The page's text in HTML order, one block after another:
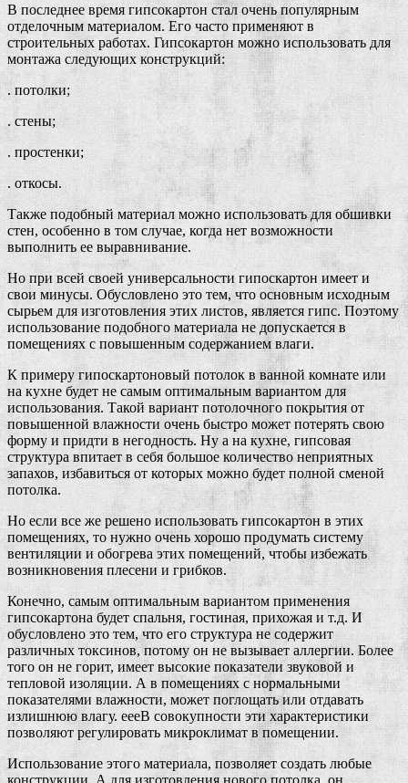
В последнее время гипсокартон стал очень популярным
отделочным материалом. Его часто применяют в
строительных работах. Гипсокартон можно использовать для
монтажа следующих конструкций:
. потолки;
. стены;
. простенки;
. откосы.
Также подобный материал можно использовать для обшивки
стен, особенно в том случае, когда нет возможности
выполнить ее выравнивание.
Но при всей своей универсальности гипоскартон имеет и
свои минусы. Обусловлено это тем, что основным исходным
сырьем для изготовления этих листов, является гипс. Поэтому
использование подобного материала не допускается в
помещениях с повышенным содержанием влаги.
К примеру гипоскартоновый потолок в ванной комнате или
на кухне будет не самым оптимальным вариантом для
использования. Такой вариант потолочного покрытия от
повышенной влажности очень быстро может потерять свою
форму и придти в негодность. Ну а на кухне, гипсовая
структура впитает в себя большое количество неприятных
запахов, избавиться от которых можно будет полной сменой
потолка.
Но если все же решено использовать гипсокартон в этих
помещениях, то нужно очень хорошо продумать систему
вентиляции и обогрева этих помещений, чтобы избежать
возникновения плесени и грибков.
Конечно, самым оптимальным вариантом применения
гипсокартона будет спальня, гостиная, прихожая и т.д. И
обусловлено это тем, что его структура не содержит
различных токсинов, потому он не вызывает аллергии. Более
того он не горит, имеет высокие показатели звуковой и
тепловой изоляции. А в помещениях с нормальными
показателями влажности, может поглощать или отдавать
излишнюю влагу. еееВ совокупности эти характеристики
позволяют регулировать микроклимат в помещении.
Использование этого материала, позволяет создать любые
конструкции. А для изготовления нового потолка, он